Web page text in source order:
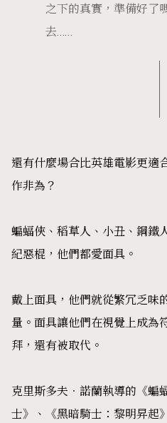
之下的真實，準備好了
去……
還有什麼場合比英雄電影更適
作非為？
蝙蝠俠、稻草人、小丑、鋼鐵
紀惡棍，他們都愛面具。
戴上面具，他們就從繁冗乏味
量。面具讓他們在視覺上成為
拜，還有被取代。
克里斯多夫．諾蘭執導的《蝙
士》、《黑暗騎士：黎明昇起